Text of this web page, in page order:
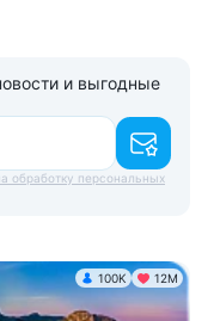
и выгодные
обработку персональных
100K 12М